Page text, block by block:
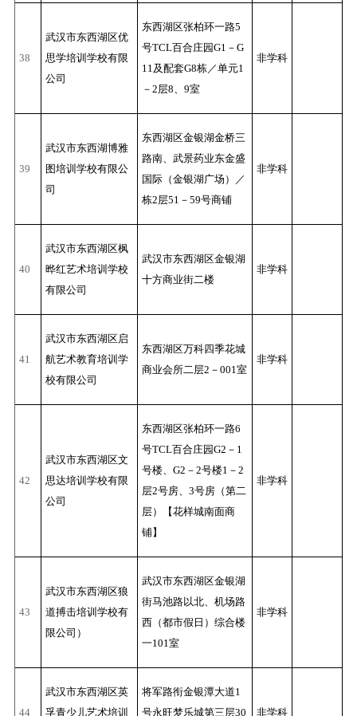
38
武汉市东西湖区优
思学培训学校有限
公司
东西湖区张柏环一路5
号TCL百合庄园G1－G
11及配套G8栋／单元1
－2层8、9室
非学科
39
武汉市东西湖博雅
图培训学校有限公
司
东西湖区金银湖金桥三
路南、武景药业东金盛
国际（金银湖广场）／
栋2层51－59号商铺
非学科
40
武汉市东西湖区枫
晔红艺术培训学校
有限公司
武汉市东西湖区金银湖
十方商业街二楼
非学科
41
武汉市东西湖区启
航艺术教育培训学
校有限公司
东西湖区万科四季花城
商业会所二层2－001室
非学科
42
武汉市东西湖区文
思达培训学校有限
公司
东西湖区张柏环一路6
号TCL百合庄园G2－1
号楼、G2－2号楼1－2
层2号房、3号房（第二
层）【花样城南面商
铺】
非学科
43
武汉市东西湖区狼
道搏击培训学校有
限公司）
武汉市东西湖区金银湖
街马池路以北、机场路
西（都市假日）综合楼
一101室
非学科
44
武汉市东西湖区英
孚青少儿艺术培训
将军路衔金银潭大道1
号永旺梦乐城第三层30
非学科